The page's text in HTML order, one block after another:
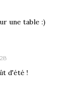
une table :)
d'été !